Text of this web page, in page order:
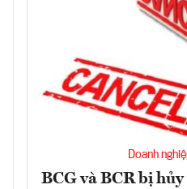
Doanh
BCG và BCR bị